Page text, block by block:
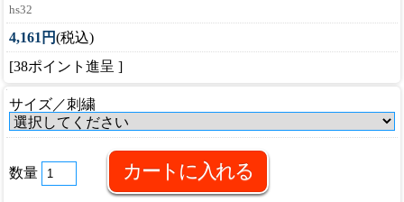
hs32
4,161円(税込)
[38ポイント進呈 ]
サイズ／刺繍
数量